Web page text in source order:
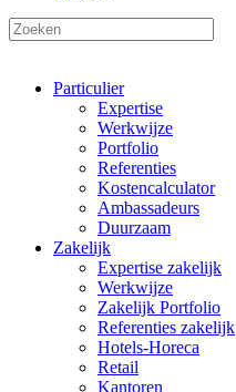
Particulier
Expertise
Werkwijze
Portfolio
Referenties
Kostencalculator
Ambassadeurs
Duurzaam
Zakelijk
Expertise zakelijk
Werkwijze
Zakelijk Portfolio
Referenties zakelijk
Hotels-Horeca
Retail
Kantoren